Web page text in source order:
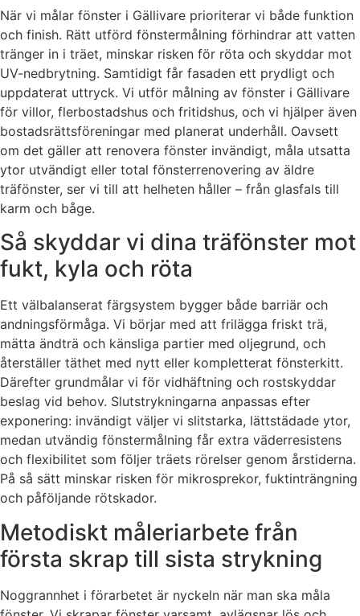
När vi målar fönster i Gällivare prioriterar vi både funktion
och finish. Rätt utförd fönstermålning förhindrar att vatten
tränger in i träet, minskar risken för röta och skyddar mot
UV-nedbrytning. Samtidigt får fasaden ett prydligt och
uppdaterat uttryck. Vi utför målning av fönster i Gällivare
för villor, flerbostadshus och fritidshus, och vi hjälper även
bostadsrättsföreningar med planerat underhåll. Oavsett
om det gäller att renovera fönster invändigt, måla utsatta
ytor utvändigt eller total fönsterrenovering av äldre
träfönster, ser vi till att helheten håller – från glasfals till
karm och båge.
Så skyddar vi dina träfönster mot
fukt, kyla och röta
Ett välbalanserat färgsystem bygger både barriär och
andningsförmåga. Vi börjar med att frilägga friskt trä,
mätta ändträ och känsliga partier med oljegrund, och
återställer täthet med nytt eller kompletterat fönsterkitt.
Därefter grundmålar vi för vidhäftning och rostskyddar
beslag vid behov. Slutstrykningarna anpassas efter
exponering: invändigt väljer vi slitstarka, lättstädade ytor,
medan utvändig fönstermålning får extra väderresistens
och flexibilitet som följer träets rörelser genom årstiderna.
På så sätt minskar risken för mikrosprekor, fuktinträngning
och påföljande rötskador.
Metodiskt måleriarbete från
första skrap till sista strykning
Noggrannhet i förarbetet är nyckeln när man ska måla